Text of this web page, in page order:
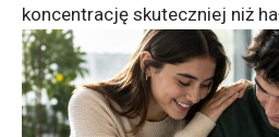
koncentrację skuteczniej niż